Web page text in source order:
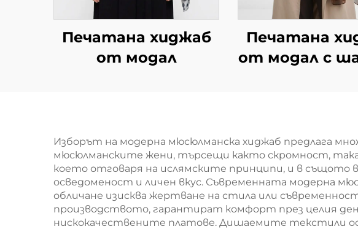
Печатана хиджаб
от модал
Печатана
от модал с
Изборът на модерна мюсюлманска хиджаб предлага
мюсюлманските жени, търсещи както скромност,
което отговаря на ислямските принципи, и в
осведоменост и личен вкус. Съвременната модерна
обличане изисква жертване на стила или
производството, гарантират комфорт през целия
нискокачествените платове. Дишаемите текстили